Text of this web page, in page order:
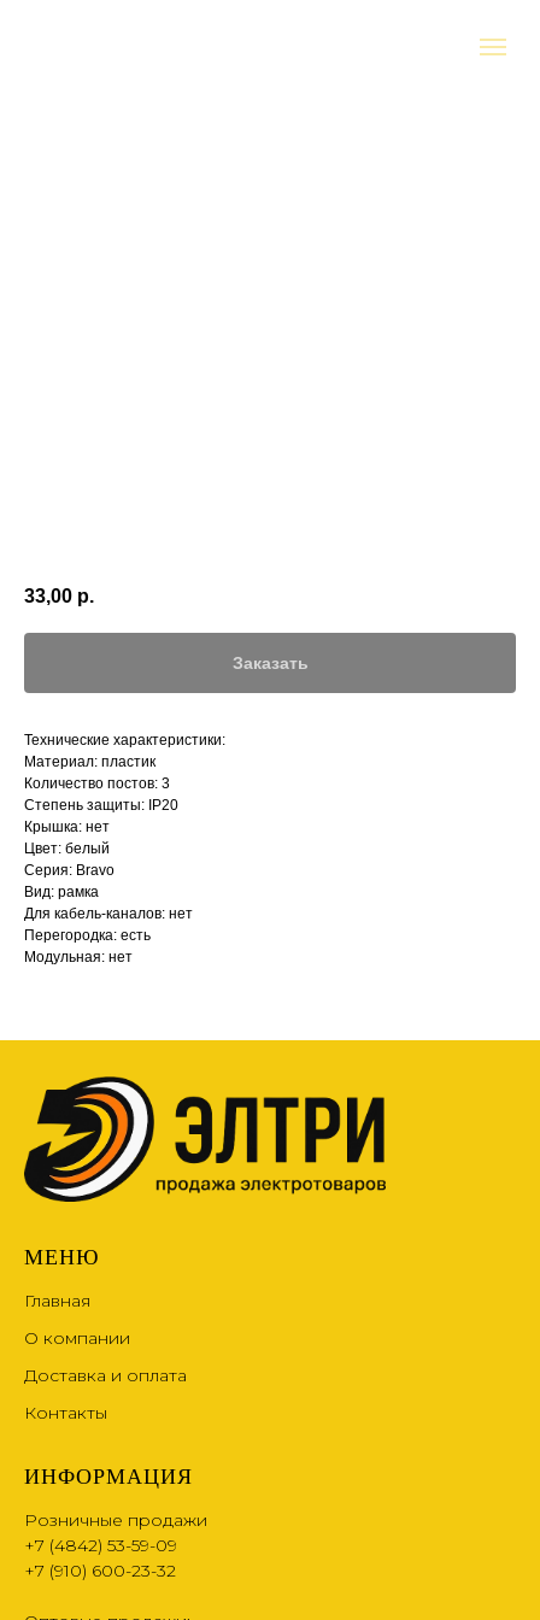
33,00 р.
Заказать
Технические характеристики:
Материал: пластик
Количество постов: 3
Степень защиты: IP20
Крышка: нет
Цвет: белый
Серия: Bravo
Вид: рамка
Для кабель-каналов: нет
Перегородка: есть
Модульная: нет
МЕНЮ
Главная
О компании
Доставка и оплата
Контакты
ИНФОРМАЦИЯ
Розничные продажи
+7 (4842) 53-59-09
+7 (910) 600-23-32